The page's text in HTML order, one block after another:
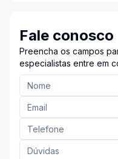
Fale conosco
Preencha os campos
especialistas entre em